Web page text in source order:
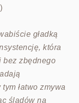
gładką
która
bez zbędnego
łatwo zmywa
śladów na